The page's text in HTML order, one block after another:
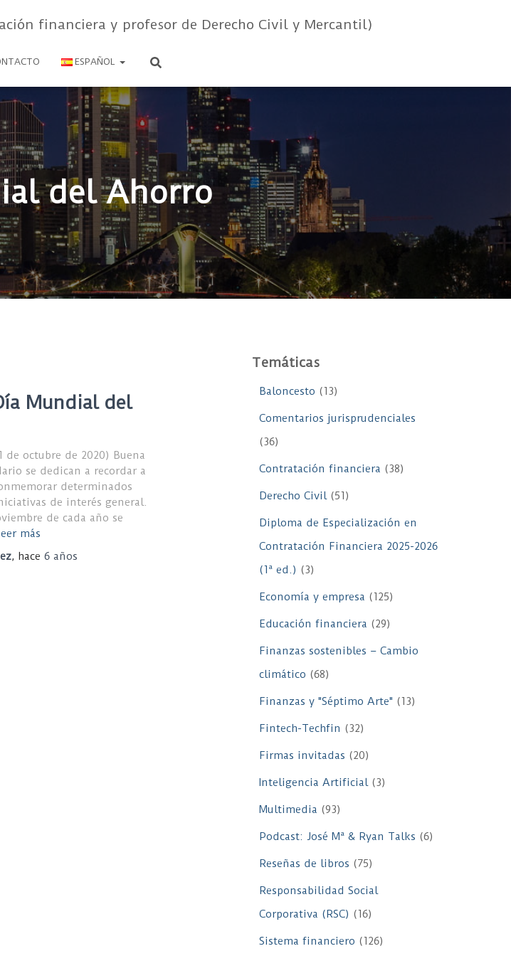
financiera y profesor de Derecho Civil y Mercantil)
ESPAÑOL
del Ahorro
Mundial del
octubre de 2020) Buena
se dedican a recordar a
determinados
de interés general.
de cada año se
más
, hace 6 años
Temáticas
Baloncesto (13)
Comentarios jurisprudenciales
(36)
Contratación financiera (38)
Derecho Civil(51)
Diploma de Especialización en
Contratación Financiera 2025-2026
(1ª ed.) (3)
Economía y empresa (125)
Educación financiera (29)
Finanzas sostenibles – Cambio
climático (68)
Finanzas y "Séptimo Arte" (13)
Fintech-Techfin (32)
Firmas invitadas (20)
Inteligencia Artificial(3)
Multimedia (93)
Podcast: José Mª & Ryan Talks (6)
Reseñas de libros (75)
Responsabilidad Social
Corporativa (RSC) (16)
Sistema financiero (126)